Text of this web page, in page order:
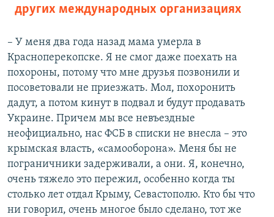
других международных организациях
– У меня два года назад мама умерла в
Красноперекопске. Я не смог даже поехать на
похороны, потому что мне друзья позвонили и
посоветовали не приезжать. Мол, похоронить
дадут, а потом кинут в подвал и будут продавать
Украине. Причем мы все невъездные
неофициально, нас ФСБ в списки не внесла – это
крымская власть, «самооборона». Меня бы не
пограничники задерживали, а они. Я, конечно,
очень тяжело это пережил, особенно когда ты
столько лет отдал Крыму, Севастополю. Кто бы что
ни говорил, очень многое было сделано, тот же